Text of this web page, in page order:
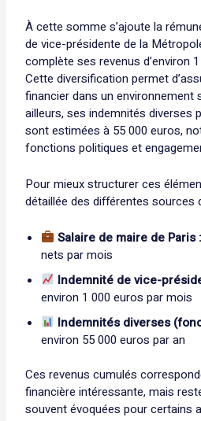
À cette somme s’ajoute la
de vice-présidente de la
complète ses revenus d’environ
Cette diversification permet
financier dans un environnement
ailleurs, ses indemnités diverses
sont estimées à 55 000 euros,
fonctions politiques et
Pour mieux structurer ces
détaillée des différentes sources
Salaire de maire de Paris :
nets par mois
Indemnité de vice-
environ 1 000 euros par mois
Indemnités diverses
environ 55 000 euros par an
Ces revenus cumulés
financière intéressante, mais
souvent évoquées pour certains